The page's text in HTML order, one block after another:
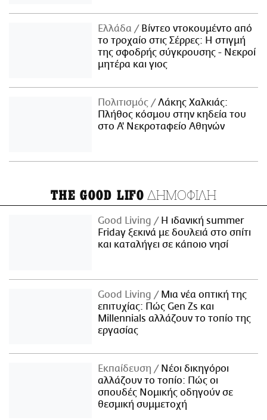
Ελλάδα
Βίντεο ντοκουμέντο από
το τροχαίο στις Σέρρες: Η στιγμή
της σφοδρής σύγκρουσης - Νεκροί
μητέρα και γιος
Πολιτισμός
Λάκης Χαλκιάς:
Πλήθος κόσμου στην κηδεία του
στο Α' Νεκροταφείο Αθηνών
THE GOOD LIFO ΔΗΜΟΦΙΛΗ
Good Living
Η ιδανική summer
Friday ξεκινά με δουλειά στο σπίτι
και καταλήγει σε κάποιο νησί
Good Living
Μια νέα οπτική της
επιτυχίας: Πώς Gen Zs και
Millennials αλλάζουν το τοπίο της
εργασίας
Εκπαίδευση
Νέοι δικηγόροι
αλλάζουν το τοπίο: Πώς οι
σπουδές Νομικής οδηγούν σε
θεσμική συμμετοχή